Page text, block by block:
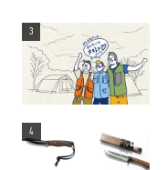
3
4